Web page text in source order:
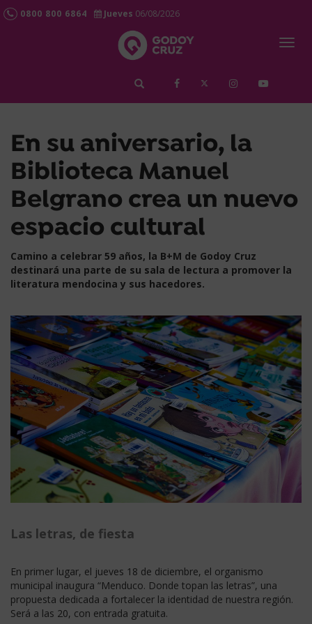
0800 800 6864 Jueves 06/08/2026
En su aniversario, la
Biblioteca Manuel
Belgrano crea un nuevo
espacio cultural
Camino a celebrar 59 años, la B+M de Godoy Cruz
destinará una parte de su sala de lectura a promover la
literatura mendocina y sus hacedores.
Las letras, de fiesta
En primer lugar, el jueves 18 de diciembre, el organismo
municipal inaugura “Menduco. Donde topan las letras”, una
propuesta dedicada a fortalecer la identidad de nuestra región.
Será a las 20, con entrada gratuita.